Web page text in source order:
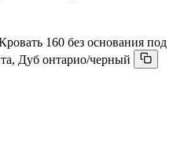
160 без основания под
Дуб онтарио/черный